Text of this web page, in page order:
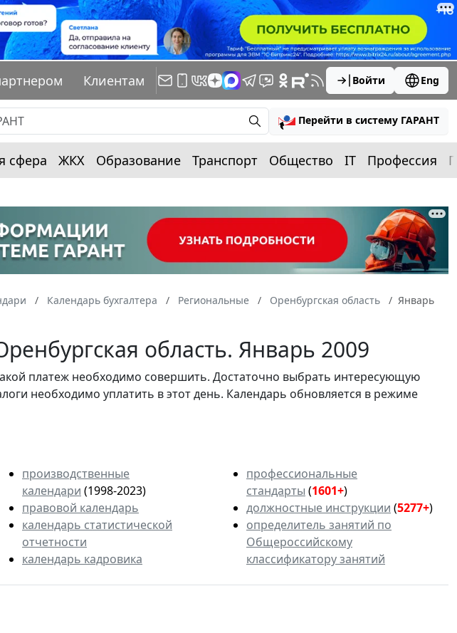
Клиентам Войти Eng
Перейти в систему ГАРАНТ
сфера ЖКХ Образование Транспорт Общество IT Профессия
Календарь бухгалтера Региональные Оренбургская область
Январь
область. Январь 2009
платеж необходимо совершить. Достаточно выбрать интересующую
необходимо уплатить в этот день. Календарь обновляется в режиме
производственные
календари (1998-2023)
правовой календарь
календарь статистической
отчетности
календарь кадровика
профессиональные
стандарты (1601+)
должностные инструкции (5277+)
определитель занятий по
Общероссийскому
классификатору занятий